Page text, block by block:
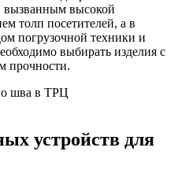
вызванным высокой
толп посетителей, а в
погрузочной техники и
выбирать изделия с
прочности.
устройств для